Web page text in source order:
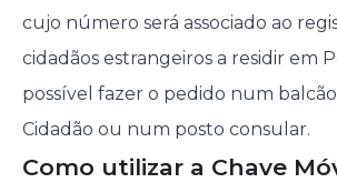
cujo número será associado ao
cidadãos estrangeiros a residir em
possível fazer o pedido num
Cidadão ou num posto consular.
Como utilizar a Chave